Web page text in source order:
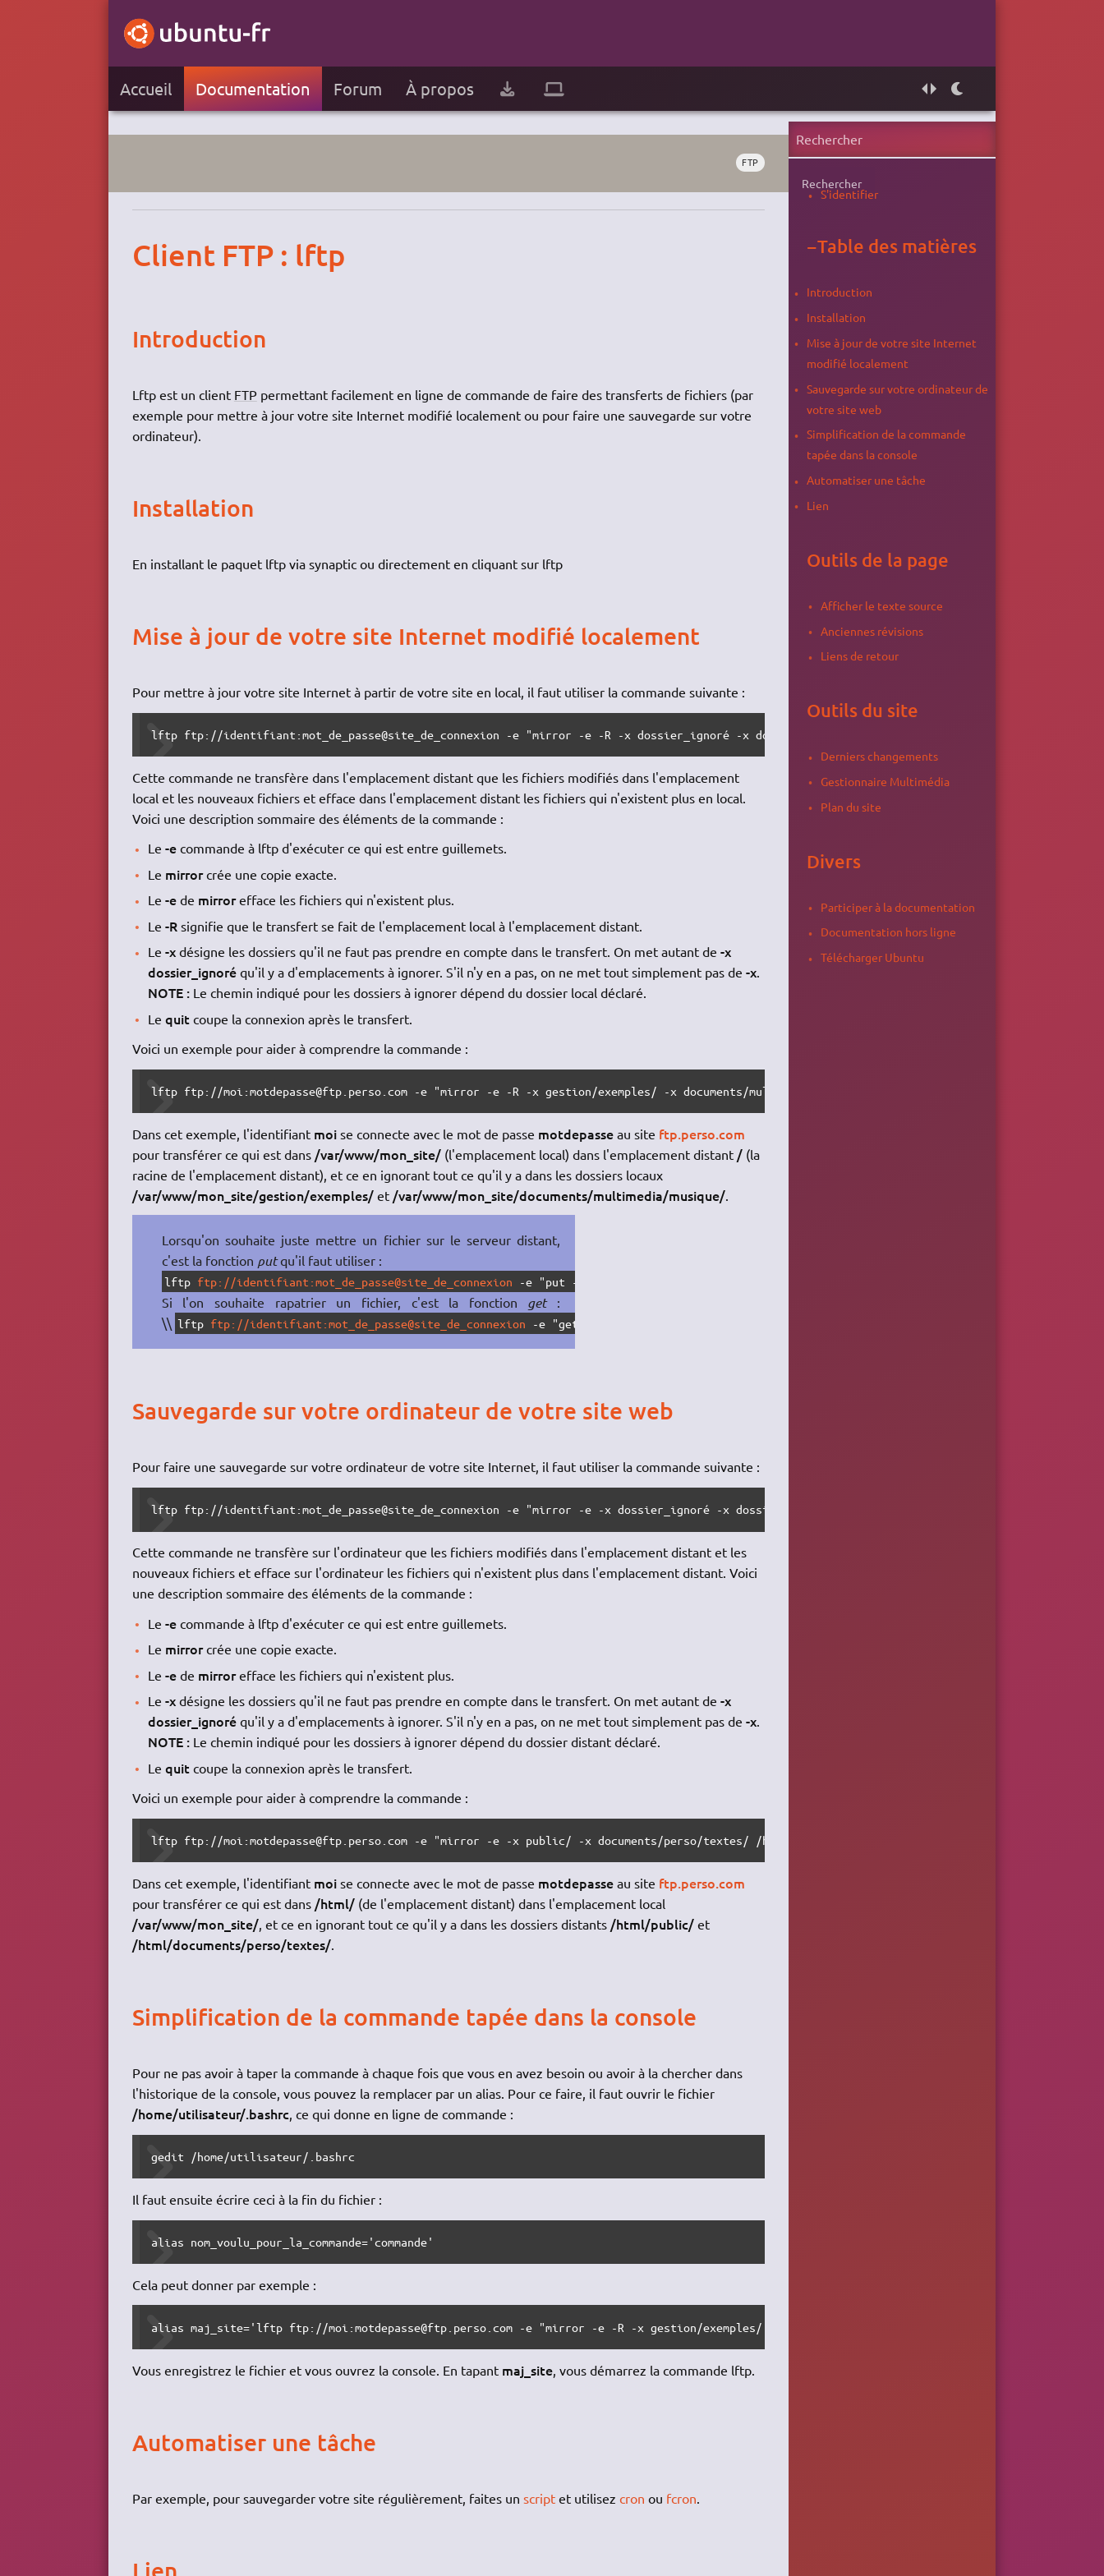
Accueil Documentation Forum À propos
FTP
Client FTP : lftp
Introduction
Lftp est un client FTPpermettant facilement en ligne de commande de faire des transferts de fichiers (par
exemple pour mettre à jour votre site Internet modifié localement ou pour faire une sauvegarde sur votre
ordinateur).
Installation
En installant le paquet lftp via synaptic ou directement en cliquant sur lftp
Mise à jour de votre site Internet modifié localement
Pour mettre à jour votre site Internet à partir de votre site en local, il faut utiliser la commande suivante :
lftp ftp://identifiant:mot_de_passe@site_de_connexion -e "mirror -e -R -x dossier_ignoré -x dossier_ignoré /emplacement_local /
Cette commande ne transfère dans l'emplacement distant que les fichiers modifiés dans l'emplacement
local et les nouveaux fichiers et efface dans l'emplacement distant les fichiers qui n'existent plus en local.
Voici une description sommaire des éléments de la commande :
Le-e commande à lftp d'exécuter ce qui est entre guillemets.
Le mirrorcrée une copie exacte.
Le-e de mirrorefface les fichiers qui n'existent plus.
Le-R signifie que le transfert se fait de l'emplacement local à l'emplacement distant.
Le-x désigne les dossiers qu'il ne faut pas prendre en compte dans le transfert. On met autant de-x
dossier_ignoré qu'il y a d'emplacements à ignorer. S'il n'y en a pas, on ne met tout simplement pas de-x.
NOTE : Le chemin indiqué pour les dossiers à ignorer dépend du dossier local déclaré.
Lequit coupe la connexion après le transfert.
Voici un exemple pour aider à comprendre la commande :
lftp ftp://moi:motdepasse@ftp.perso.com -e "mirror -e -R -x gestion/exemples/ -x documents/multimedia/musique/ /var/www/mon_site/ / ; quit"
Dans cet exemple, l'identifiant moise connecte avec le mot de passe motdepasseau site ftp.perso.com
pour transférer ce qui est dans /var/www/mon_site/(l'emplacement local) dans l'emplacement distant /(la
racine de l'emplacement distant), et ce en ignorant tout ce qu'il y a dans les dossiers locaux
/var/www/mon_site/gestion/exemples/et /var/www/mon_site/documents/multimedia/musique/.
Lorsqu'on souhaite juste mettre un fichier sur le serveur distant,
c'est la fonction putqu'il faut utiliser :
lftp ftp://identifiant:mot_de_passe@site_de_connexion -e "put -O /repertoire/fichier/distant/ /chemin/local/du/fichier; quit"
Si l'on souhaite rapatrier un fichier, c'est la fonction get:
\\ lftp ftp://identifiant:mot_de_passe@site_de_connexion -e "get /repertoire/fichier/distant/ -o /chemin/local/du/fichier; quit"
Sauvegarde sur votre ordinateur de votre site web
Pour faire une sauvegarde sur votre ordinateur de votre site Internet, il faut utiliser la commande suivante :
lftp ftp://identifiant:mot_de_passe@site_de_connexion -e "mirror -e -x dossier_ignoré -x dossier_ignoré /emplacement_distant /
Cette commande ne transfère sur l'ordinateur que les fichiers modifiés dans l'emplacement distant et les
nouveaux fichiers et efface sur l'ordinateur les fichiers qui n'existent plus dans l'emplacement distant. Voici
une description sommaire des éléments de la commande :
Le-e commande à lftp d'exécuter ce qui est entre guillemets.
Le mirrorcrée une copie exacte.
Le-e de mirrorefface les fichiers qui n'existent plus.
Le-x désigne les dossiers qu'il ne faut pas prendre en compte dans le transfert. On met autant de-x
dossier_ignoré qu'il y a d'emplacements à ignorer. S'il n'y en a pas, on ne met tout simplement pas de-x.
NOTE : Le chemin indiqué pour les dossiers à ignorer dépend du dossier distant déclaré.
Lequit coupe la connexion après le transfert.
Voici un exemple pour aider à comprendre la commande :
lftp ftp://moi:motdepasse@ftp.perso.com -e "mirror -e -x public/ -x documents/perso/textes/ /html/ /var/www/mon_site/ ; quit"
Dans cet exemple, l'identifiant moise connecte avec le mot de passe motdepasseau site ftp.perso.com
pour transférer ce qui est dans /html/(de l'emplacement distant) dans l'emplacement local
/var/www/mon_site/, et ce en ignorant tout ce qu'il y a dans les dossiers distants /html/public/et
/html/documents/perso/textes/.
Simplification de la commande tapée dans la console
Pour ne pas avoir à taper la commande à chaque fois que vous en avez besoin ou avoir à la chercher dans
l'historique de la console, vous pouvez la remplacer par un alias. Pour ce faire, il faut ouvrir le fichier
/home/utilisateur/.bashrc , ce qui donne en ligne de commande :
gedit /home/utilisateur/.bashrc
Il faut ensuite écrire ceci à la fin du fichier :
alias nom_voulu_pour_la_commande='commande'
Cela peut donner par exemple :
alias maj_site='lftp ftp://moi:motdepasse@ftp.perso.com -e "mirror -e -R -x gestion/exemples/ -x documents/multimedia/musique/ /var/www/
Vous enregistrez le fichier et vous ouvrez la console. En tapant maj_site, vous démarrez la commande lftp.
Automatiser une tâche
Par exemple, pour sauvegarder votre site régulièrement, faites un scriptet utilisez cron ou fcron
Lien
Rechercher
S'identifier
−Table des matières
Introduction
Installation
Mise à jour de votre site Internet
modifié localement
Sauvegarde sur votre ordinateur de
votre site web
Simplification de la commande
tapée dans la console
Automatiser une tâche
Lien
Outils de la page
Afficher le texte source
Anciennes révisions
Liens de retour
Outils du site
Derniers changements
Gestionnaire Multimédia
Plan du site
Divers
Participer à la documentation
Documentation hors ligne
Télécharger Ubuntu